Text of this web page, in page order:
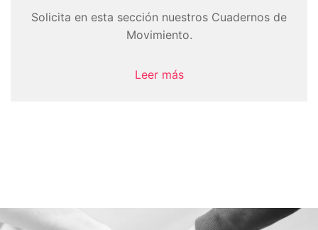
Solicita en esta sección nuestros Cuadernos de
Movimiento.
Leer más